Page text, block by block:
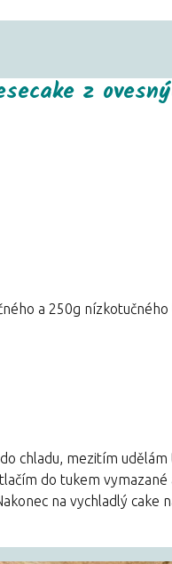
z
a 250g
chladu, mezitím
do tukem
na vychladlý cake